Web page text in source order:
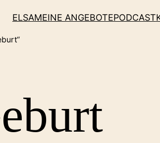
ELSAMEINE ANGEBOTEPODCAST